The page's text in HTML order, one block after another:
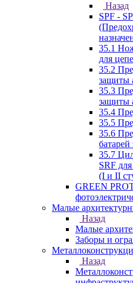
Назад
SPF -
35.1
для
35.2
защиты
35.3
защиты
35.4
35.5
35.6
батарей
35.7
SRF
(I и II
GREEN
Малые
Назад
Малые
Заборы и
Назад